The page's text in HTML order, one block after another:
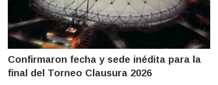
Confirmaron fecha y sede inédita para la
final del Torneo Clausura 2026